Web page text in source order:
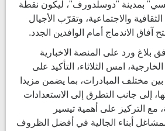
بمدينة "دوسلدورف"، ليكون نقطة
والاجتماعية، وتقرّب الأجيال
آفاق الاندماج أمام الوافدين الجدد.
بلاغ ورد على المنصة الاخبارية
امس الثلاثاء، التأكيد على
مختلف المبادرات، بما يضمن مزيدا
إلى جانب التطرق إلى الاستعدادات
مع التركيز على أهمية تيسير
لمشاغل أبناء الجالية في أفضل الظروف